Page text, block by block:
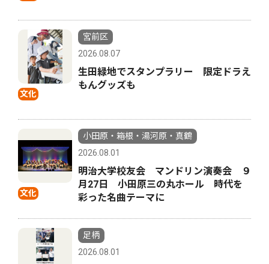
文化
宮前区
2026.08.07
生田緑地でスタンプラリー 限定ドラえ
もんグッズも
文化
小田原・箱根・湯河原・真鶴
2026.08.01
明治大学校友会 マンドリン演奏会 ９
月27日 小田原三の丸ホール 時代を
彩った名曲テーマに
足柄
2026.08.01